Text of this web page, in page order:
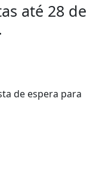
até 28 de